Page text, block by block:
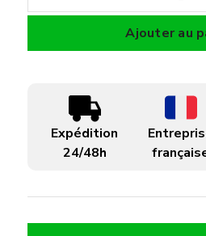
de
masque
ABEK1P3
Ajouter au
Expédition
24/48h